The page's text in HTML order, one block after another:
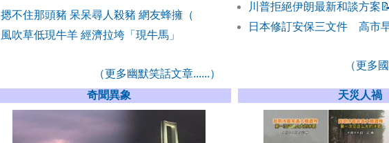
摁不住那頭豬 呆呆尋人殺豬 網友蜂擁（
風吹草低現牛羊 經濟拉垮「現牛馬」
（更多幽默笑話文章......）
川普拒絕伊朗最新和談方案
日本修訂安保三文件 高市
（更多
奇聞異象 天災人禍